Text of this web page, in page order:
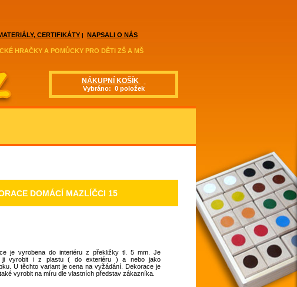
HRAČKY A POMŮCKY PRO DĚTI ZŠ A MŠ
CERTIFIKÁTY | NAPSALI O NÁS
NÁKUPNÍ KOŠÍK
Vybráno: 0 položek
DOMÁCÍ MAZLÍČCI 15
je vyrobena do interiéru z překližky tl. 5 mm. Je
ji vyrobit i z plastu ( do exteriéru ) a nebo jako
U těchto variant je cena na vyžádání. Dekorace je
vyrobit na míru dle vlastních představ zákazníka.